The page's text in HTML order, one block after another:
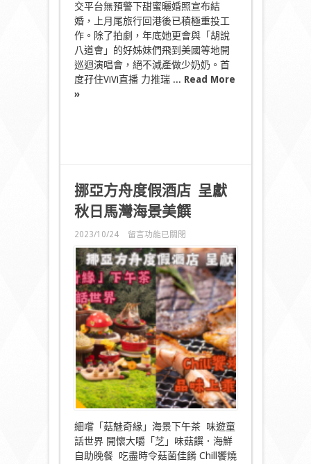
女
皇
登
場
美
容
直
道〉
中
交平台無預警下甜蜜曬婚照宣布結
婚，上月尾旅行回港後已積極重投工
作。除了拍劇，年底她更會與「胡說
八道會」的好姊妹們飛到美國等地開
巡迴演唱會，絕不減產做少奶奶。首
度孖住ViVi直播 力推瑞 ... Read More
»
挪亞方舟度假酒店 呈獻
秋日馬灣海景美饌
2023/10/24
在
〈挪
亞
方
舟
度
假
酒
店
呈
獻
秋
日
馬
灣
海
景
美
饌〉
中
留言功能已關閉
細嚐「菇魅奇緣」海景下午茶 味遊童
話世界 開懷大嚼「芝」味菇饌．海鮮
自助晚餐 吃盡時令菇菌佳餚 Chill饗燒